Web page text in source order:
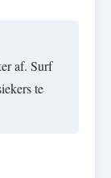
af. Surf
te